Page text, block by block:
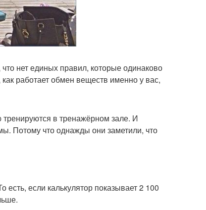
нет единых правил, которые одинаково
работает обмен веществ именно у вас,
тренируются в тренажёрном зале. И
Потому что однажды они заметили, что
если калькулятор показывает 2 100